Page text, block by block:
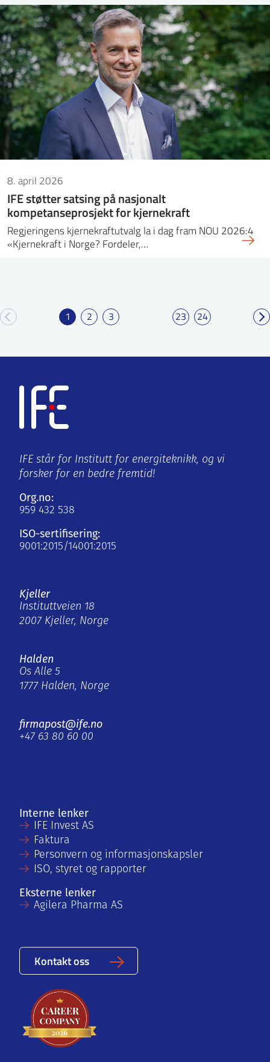
8. april 2026
IFE støtter satsing på nasjonalt
kompetanseprosjekt for kjernekraft
Regjeringens kjernekraftutvalg la i dag fram NOU 2026:4
«Kjernekraft i Norge? Fordeler,…
1 2 3 23 24
IFE står for Institutt for energiteknikk, og vi
forsker for en bedre fremtid!
Org.no:
959 432 538
ISO-sertifisering:
9001:2015/14001:2015
Kjeller
Instituttveien 18
2007 Kjeller, Norge
Halden
Os Alle 5
1777 Halden, Norge
firmapost@ife.no
+47 63 80 60 00
Interne lenker
IFE Invest AS
Faktura
Personvern og informasjonskapsler
ISO, styret og rapporter
Eksterne lenker
Agilera Pharma AS
Kontakt oss